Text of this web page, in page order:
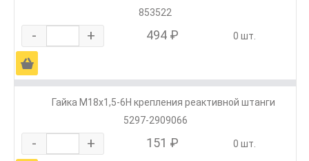
853522
- + 494 ₽ 0 шт.
Ä
Гайка М18х1,5-6Н крепления реактивной штанги
5297-2909066
- + 151 ₽ 0 шт.